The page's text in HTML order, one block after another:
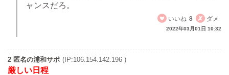
ャンスだろ。
いいね 8 ダメ
2022年03月01日 10:32
2 匿名の浦和サポ (IP:106.154.142.196 )
厳しい日程